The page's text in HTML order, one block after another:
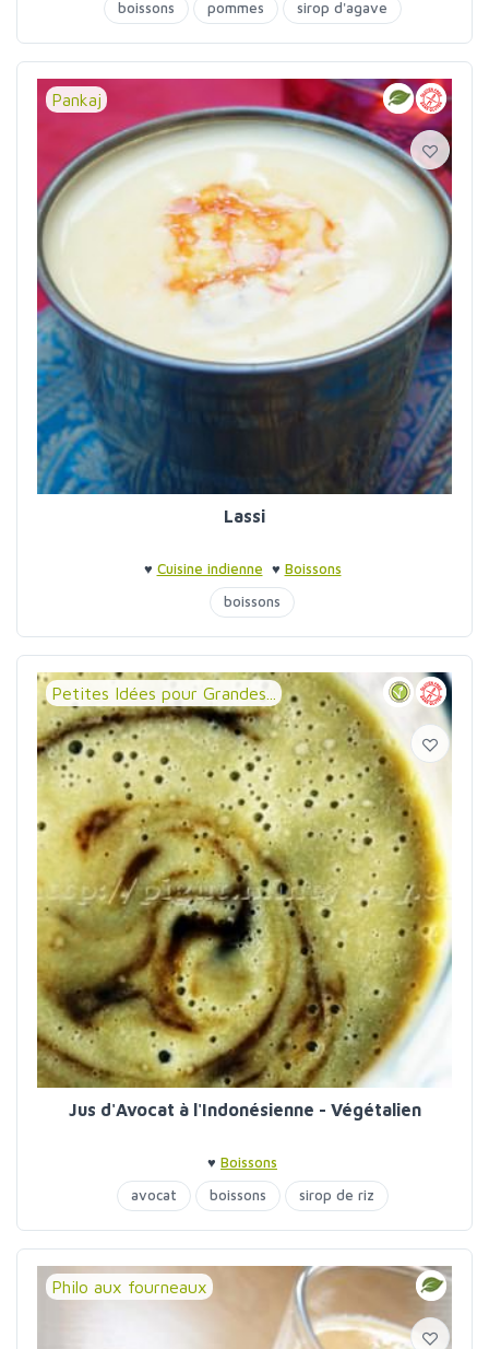
boissons
pommes sirop d'agave
Pankaj
Lassi
♥ Cuisine indienne ♥ Boissons
boissons
Petites Idées pour Grandes...
Jus d'Avocat à l'Indonésienne - Végétalien
♥ Boissons
avocat
boissons sirop de riz
Philo aux fourneaux